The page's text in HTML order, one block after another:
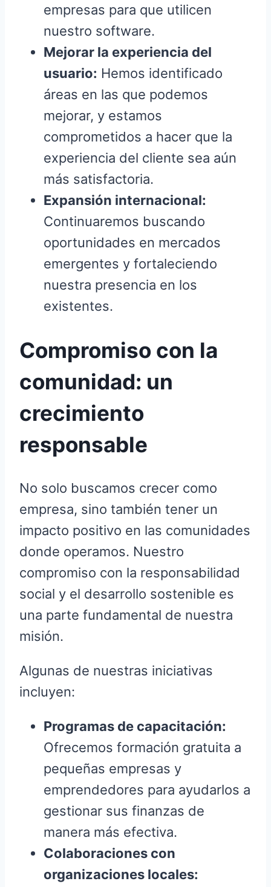
empresas para que utilicen
nuestro software.
Mejorar la experiencia del
usuario: Hemos identificado
áreas en las que podemos
mejorar, y estamos
comprometidos a hacer que la
experiencia del cliente sea aún
más satisfactoria.
Expansión internacional:
Continuaremos buscando
oportunidades en mercados
emergentes y fortaleciendo
nuestra presencia en los
existentes.
Compromiso con la
comunidad: un
crecimiento
responsable
No solo buscamos crecer como
empresa, sino también tener un
impacto positivo en las comunidades
donde operamos. Nuestro
compromiso con la responsabilidad
social y el desarrollo sostenible es
una parte fundamental de nuestra
misión.
Algunas de nuestras iniciativas
incluyen:
Programas de capacitación:
Ofrecemos formación gratuita a
pequeñas empresas y
emprendedores para ayudarlos a
gestionar sus finanzas de
manera más efectiva.
Colaboraciones con
organizaciones locales: